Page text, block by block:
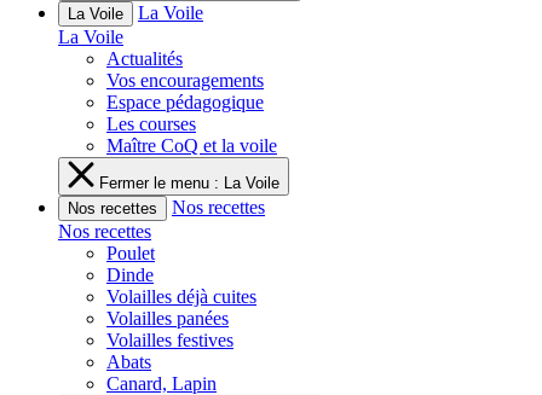
La Voile
La Voile
La Voile
Actualités
Vos encouragements
Espace pédagogique
Les courses
Maître CoQ et la voile
Fermer le menu : La Voile
Nos recettes
Nos recettes
Nos recettes
Poulet
Dinde
Volailles déjà cuites
Volailles panées
Volailles festives
Abats
Canard, Lapin